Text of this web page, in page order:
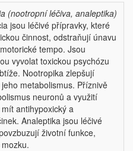
(nootropní léčiva, analeptika)
jsou léčivé přípravky, které
činnost, odstraňují únavu
tempo. Jsou
vyvolat toxickou psychózu
Nootropika zlepšují
metabolismus. Příznivě
neuronů a využití
antihypoxický a
Analeptika jsou léčivé
životní funkce,